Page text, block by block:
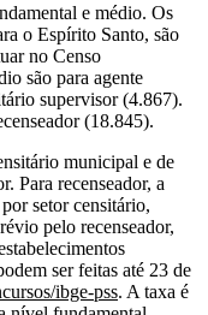
e médio. Os
o Espírito Santo, são
no Censo
são para agente
supervisor (4.867).
(18.845).
municipal e de
Para recenseador, a
setor censitário,
pelo recenseador,
ser feitas até 23 de
ibge-pss. A taxa é